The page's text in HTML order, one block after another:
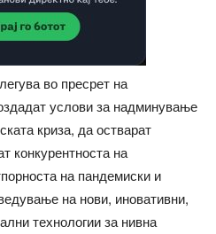
во пресрет на
услови за надминување
криза, да остварат
конкурентноста на
на пандемиски и
на нови, иновативни,
технологии за нивна